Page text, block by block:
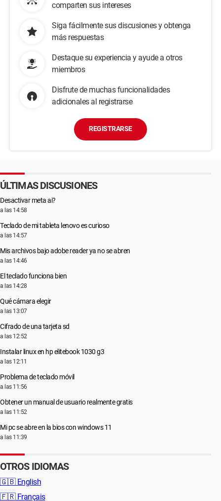
comparten sus intereses
Siga fácilmente sus discusiones y obtenga
más respuestas
Destaque su experiencia y ayude a otros
miembros
Disfrute de muchas funcionalidades
adicionales al registrarse
REGISTRARSE
ÚLTIMAS DISCUSIONES
Desactivar meta ai?
a las 14:58
Teclado de mi tableta lenovo es curioso
a las 14:57
Mis archivos bajo adobe reader ya no se abren
a las 14:46
El teclado funciona bien
a las 14:28
Qué cámara elegir
a las 13:07
Cifrado de una tarjeta sd
a las 12:52
Instalar linux en hp elitebook 1030 g3
a las 12:11
Problema de teclado móvil
a las 11:56
Obtener un manual de usuario realmente gratis
a las 11:52
Mi pc se abre en la bios con windows 11
a las 11:39
OTROS IDIOMAS
🇬🇧 English
🇫🇷 Français